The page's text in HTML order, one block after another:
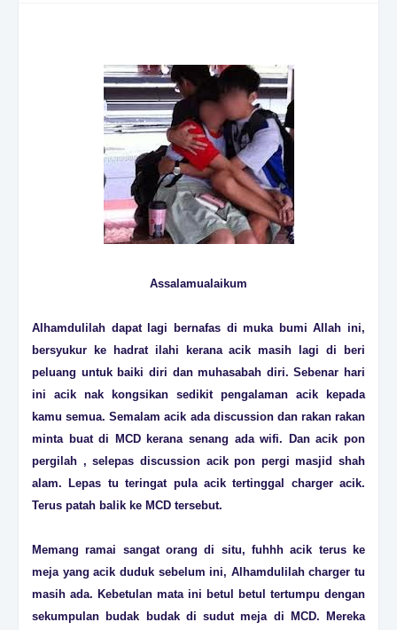
Assalamualaikum
Alhamdulilah dapat lagi bernafas di muka bumi Allah ini,
bersyukur ke hadrat ilahi kerana acik masih lagi di beri
peluang untuk baiki diri dan muhasabah diri. Sebenar hari
ini acik nak kongsikan sedikit pengalaman acik kepada
kamu semua. Semalam acik ada discussion dan rakan rakan
minta buat di MCD kerana senang ada wifi. Dan acik pon
pergilah , selepas discussion acik pon pergi masjid shah
alam. Lepas tu teringat pula acik tertinggal charger acik.
Terus patah balik ke MCD tersebut.
Memang ramai sangat orang di situ, fuhhh acik terus ke
meja yang acik duduk sebelum ini, Alhamdulilah charger tu
masih ada. Kebetulan mata ini betul betul tertumpu dengan
sekumpulan budak budak di sudut meja di MCD. Mereka